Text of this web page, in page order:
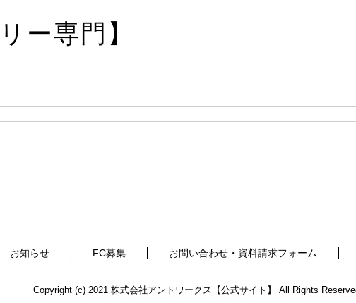
ー専門】
お知らせ FC募集 お問い合わせ・資料請求フォーム
Copyright (c) 2021 株式会社アントワークス【公式サイト】 All Rights